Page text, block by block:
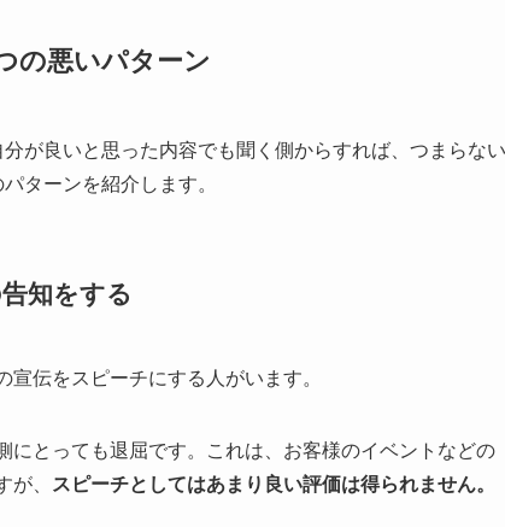
の悪いパターン
が良いと思った内容でも聞く側からすれば、つまらない
ターンを紹介します。
知をする
伝をスピーチにする人がいます。
にとっても退屈です。これは、お客様のイベントなどの
、
スピーチとしてはあまり良い評価は得られません。